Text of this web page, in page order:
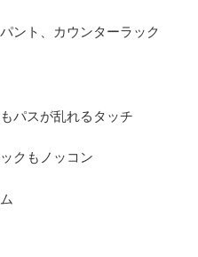
ント、カウンターラック
パスが乱れるタッチ
クもノッコン